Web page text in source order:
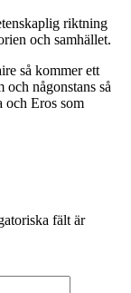
riktning
och samhället.
så kommer ett
någonstans så
och Eros som
fält är